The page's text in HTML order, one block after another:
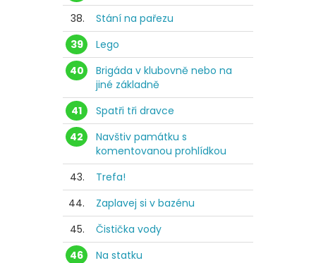
38.
Stání na pařezu
39
Lego
40
Brigáda v klubovně nebo na
jiné základně
41
Spatři tři dravce
42
Navštiv památku s
komentovanou prohlídkou
43.
Trefa!
44.
Zaplavej si v bazénu
45.
Čistička vody
46
Na statku